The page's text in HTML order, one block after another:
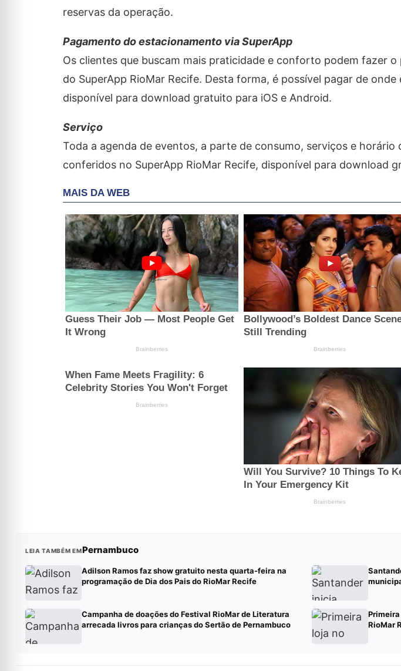
reservas da operação.
Pagamento do estacionamento via SuperApp
Os clientes que buscam mais praticidade e conforto podem fazer
do SuperApp RioMar Recife. Desta forma, é possível pagar de
disponível para download gratuito para iOS e Android.
Serviço
Toda a agenda de eventos, a parte de consumo, serviços e
conferidos no SuperApp RioMar Recife, disponível para download
LEIA TAMBÉM EMPernambuco
Adilson Ramos faz show gratuito nesta quarta-feira na
programação de Dia dos Pais do RioMar Recife
Campanha de doações do Festival RioMar de Literatura
arrecada livros para crianças do Sertão de Pernambuco
RioMar